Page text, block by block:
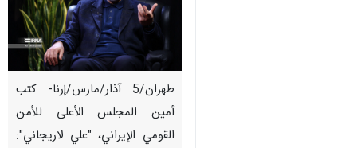
طهران/5 آذار/مارس/إرنا- كتب
أمين المجلس الأعلى للأمن
القومي الإيراني، "علي لاريجاني":